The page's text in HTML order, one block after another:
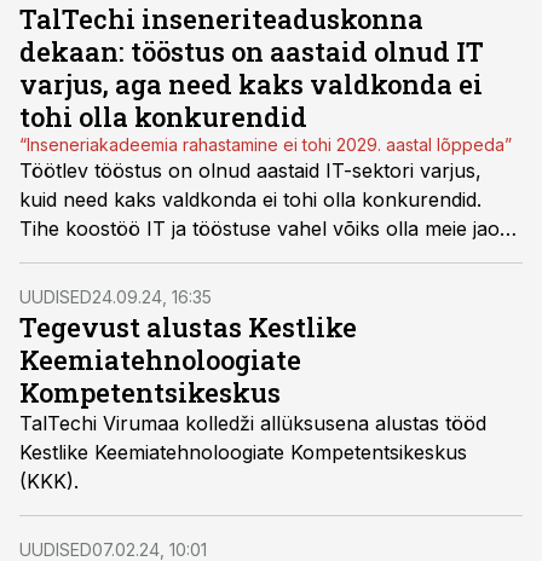
TalTechi inseneriteaduskonna
dekaan: tööstus on aastaid olnud IT
varjus, aga need kaks valdkonda ei
tohi olla konkurendid
“Inseneriakadeemia rahastamine ei tohi 2029. aastal lõppeda”
Töötlev tööstus on olnud aastaid IT-sektori varjus,
kuid need kaks valdkonda ei tohi olla konkurendid.
Tihe koostöö IT ja tööstuse vahel võiks olla meie jaoks
“pööre”, usub Tallinna Tehnikaülikooli
inseneriteaduskonna dekaan Fjodor Sergejev.
UUDISED24.09.24, 16:35
Tegevust alustas Kestlike
Keemiatehnoloogiate
Kompetentsikeskus
TalTechi Virumaa kolledži allüksusena alustas tööd
Kestlike Keemiatehnoloogiate Kompetentsikeskus
(KKK).
UUDISED07.02.24, 10:01